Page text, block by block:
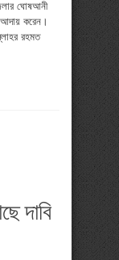
ঘোষআনী
আদায় করেন।
রহমত
দাবি